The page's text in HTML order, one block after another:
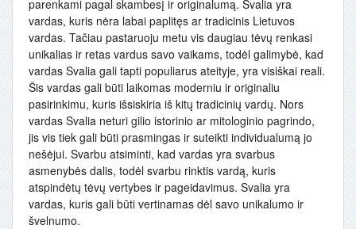
parenkami pagal skambesį ir originalumą. Svalia yra
vardas, kuris nėra labai paplitęs ar tradicinis Lietuvos
vardas. Tačiau pastaruoju metu vis daugiau tėvų renkasi
unikalias ir retas vardus savo vaikams, todėl galimybė, kad
vardas Svalia gali tapti populiarus ateityje, yra visiškai reali.
Šis vardas gali būti laikomas moderniu ir originaliu
pasirinkimu, kuris išsiskiria iš kitų tradicinių vardų. Nors
vardas Svalia neturi gilio istorinio ar mitologinio pagrindo,
jis vis tiek gali būti prasmingas ir suteikti individualumą jo
nešėjui. Svarbu atsiminti, kad vardas yra svarbus
asmenybės dalis, todėl svarbu rinktis vardą, kuris
atspindėtų tėvų vertybes ir pageidavimus. Svalia yra
vardas, kuris gali būti vertinamas dėl savo unikalumo ir
švelnumo.